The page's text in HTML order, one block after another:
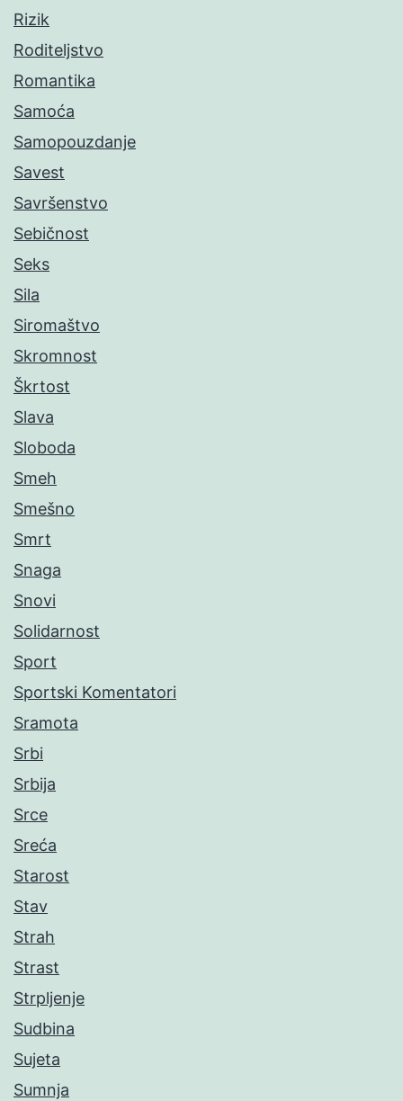
Rizik
Roditeljstvo
Romantika
Samoća
Samopouzdanje
Savest
Savršenstvo
Sebičnost
Seks
Sila
Siromaštvo
Skromnost
Škrtost
Slava
Sloboda
Smeh
Smešno
Smrt
Snaga
Snovi
Solidarnost
Sport
Sportski Komentatori
Sramota
Srbi
Srbija
Srce
Sreća
Starost
Stav
Strah
Strast
Strpljenje
Sudbina
Sujeta
Sumnja